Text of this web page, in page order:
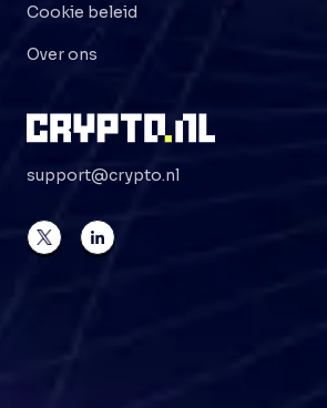
Cookie beleid
Over ons
support@crypto.nl